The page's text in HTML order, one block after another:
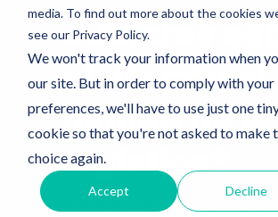
media. To find out more about the cookies
see our Privacy Policy.
We won't track your information when
our site. But in order to comply with your
preferences, we'll have to use just one
cookie so that you're not asked to make
choice again.
Accept Decline
¿Quieres
al día con el
mundo de la
logística?
Únete a más de 3.500